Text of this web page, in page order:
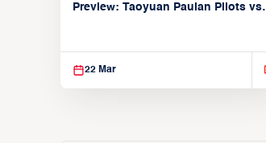
Preview: Taoyuan Pauian Pilots vs.
22 Mar